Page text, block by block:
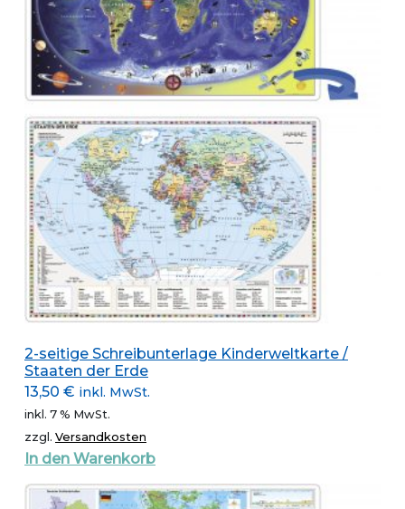
2-seitige Schreibunterlage Kinderweltkarte /
Staaten der Erde
13,50 € inkl. MwSt.
inkl. 7 % MwSt.
zzgl. Versandkosten
In den Warenkorb